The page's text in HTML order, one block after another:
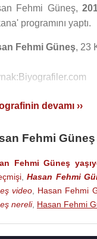
Fehmi Güneş,
programını yaptı.
Fehmi Güneş, 23
devamı ››
Fehmi
Fehmi Güneş
,Hasan Fehmi
video
Hasan Fehmi
nereli, Hasan Fehmi